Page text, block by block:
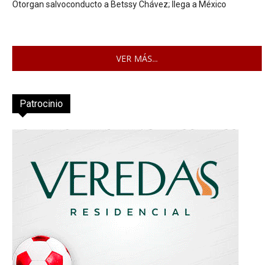
Otorgan salvoconducto a Betssy Chávez; llega a México
VER MÁS...
Patrocinio